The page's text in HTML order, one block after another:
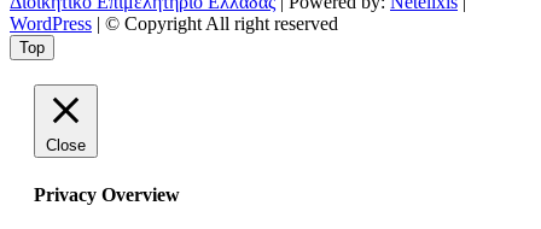
WordPress | © Copyright All right reserved
Top
Close
Privacy Overview